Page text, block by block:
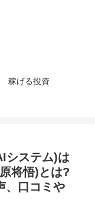
稼げる投資
システム)は
将悟)とは?
、口コミや